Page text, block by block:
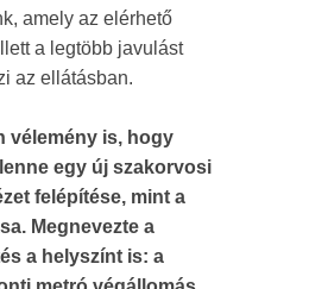
amely az elérhető
a legtöbb javulást
az ellátásban.
vélemény is, hogy
egy új szakorvosi
felépítése, mint a
Megnevezte a
a helyszínt is: a